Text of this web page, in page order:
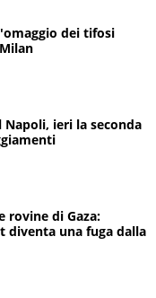
dei tifosi
ieri la seconda
rovine di Gaza:
diventa una fuga dalla